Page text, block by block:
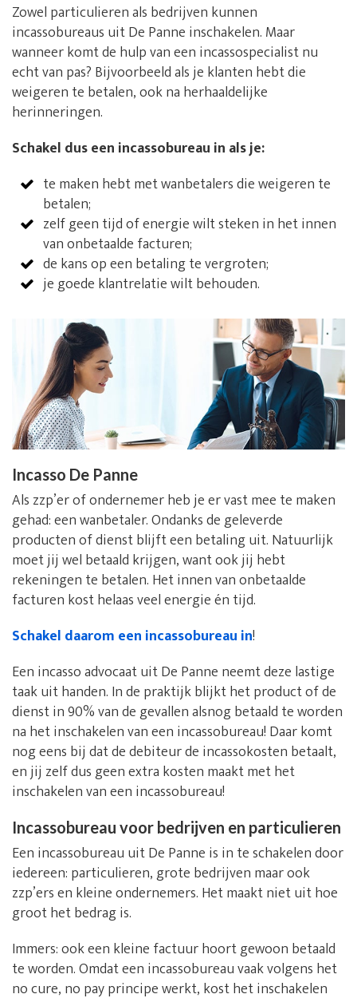
Zowel particulieren als bedrijven kunnen
incassobureaus uit De Panne inschakelen. Maar
wanneer komt de hulp van een incassospecialist nu
echt van pas? Bijvoorbeeld als je klanten hebt die
weigeren te betalen, ook na herhaaldelijke
herinneringen.
Schakel dus een incassobureau in als je:
te maken hebt met wanbetalers die weigeren te
betalen;
zelf geen tijd of energie wilt steken in het innen
van onbetaalde facturen;
de kans op een betaling te vergroten;
je goede klantrelatie wilt behouden.
Incasso De Panne
Als zzp’er of ondernemer heb je er vast mee te maken
gehad: een wanbetaler. Ondanks de geleverde
producten of dienst blijft een betaling uit. Natuurlijk
moet jij wel betaald krijgen, want ook jij hebt
rekeningen te betalen. Het innen van onbetaalde
facturen kost helaas veel energie én tijd.
Schakel daarom een incassobureau in!
Een incasso advocaat uit De Panne neemt deze lastige
taak uit handen. In de praktijk blijkt het product of de
dienst in 90% van de gevallen alsnog betaald te worden
na het inschakelen van een incassobureau! Daar komt
nog eens bij dat de debiteur de incassokosten betaalt,
en jij zelf dus geen extra kosten maakt met het
inschakelen van een incassobureau!
Incassobureau voor bedrijven en particulieren
Een incassobureau uit De Panne is in te schakelen door
iedereen: particulieren, grote bedrijven maar ook
zzp’ers en kleine ondernemers. Het maakt niet uit hoe
groot het bedrag is.
Immers: ook een kleine factuur hoort gewoon betaald
te worden. Omdat een incassobureau vaak volgens het
no cure, no pay principe werkt, kost het inschakelen